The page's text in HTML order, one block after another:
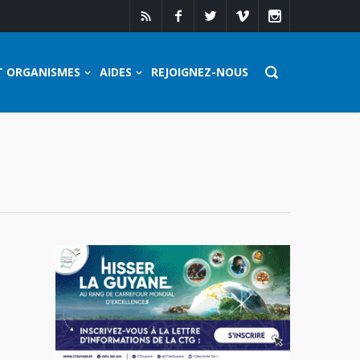
ORGANISMES AIDES REJOIGNEZ-NOUS